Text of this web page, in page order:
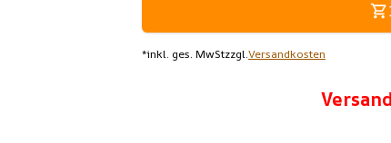
*inkl. ges. MwStzzgl.Versandkosten